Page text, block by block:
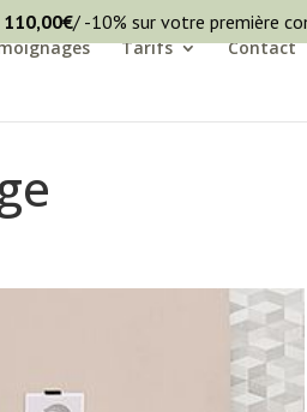
Tarifs Contact
110,00€/ -10% sur votre première